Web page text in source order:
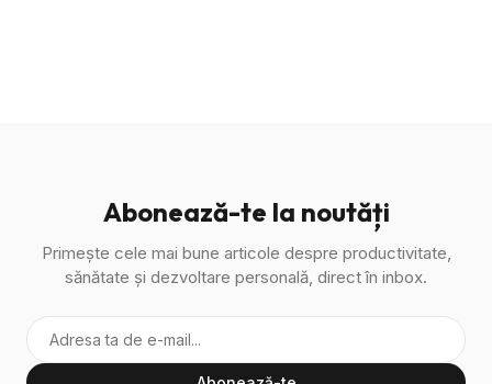
Abonează-te la noutăți
Primește cele mai bune articole despre productivitate,
sănătate și dezvoltare personală, direct în inbox.